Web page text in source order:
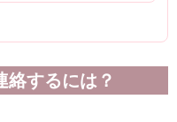
絡するには？